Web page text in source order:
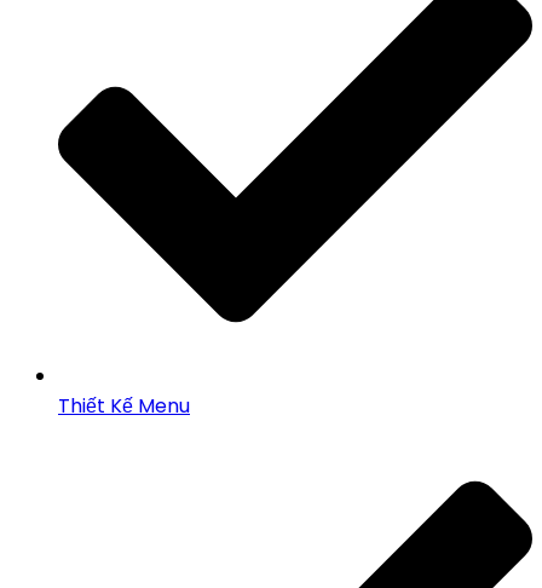
Thiết Kế Menu